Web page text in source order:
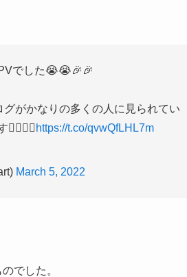
でした😭😭🎉🎉
がかなりの多くの人に見られてい
https://t.co/qvwQfLHL7m
March 5, 2022
でした。